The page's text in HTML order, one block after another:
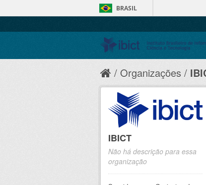
BRASIL
Organizações
IBICT
Não há descrição para essa
organização